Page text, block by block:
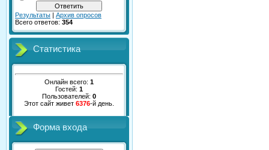
Результаты | Архив опросов
Всего ответов: 354
Статистика
Онлайн всего: 1
Гостей: 1
Пользователей: 0
Этот сайт живет 6376-й день.
Форма входа